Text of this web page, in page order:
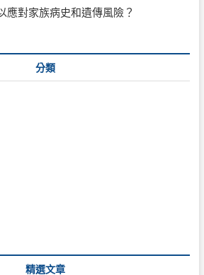
應對家族病史和遺傳風險？
分類
精選文章